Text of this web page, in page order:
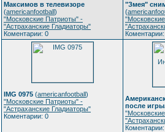
Максимов в телевизоре
(americanfootball)
"Московские Патриоты" -
"Астраханские Гладиаторы"
Коментарии: 0
"Змея"
(
IMG 0975 (americanfootball)
"Московские Патриоты" -
"Астраханские Гладиаторы"
Коментарии: 0
после